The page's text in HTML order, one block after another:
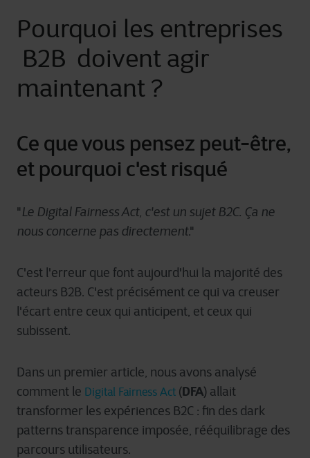
Pourquoi les entreprises
B2B doivent agir
maintenant ?
Ce que vous pensez peut-être,
et pourquoi c'est risqué
"Le Digital Fairness Act, c'est un sujet B2C. Ça ne
nous concerne pas directement."
C'est l'erreur que font aujourd'hui la majorité des
acteurs B2B. C'est précisément ce qui va creuser
l'écart entre ceux qui anticipent, et ceux qui
subissent.
Dans un premier article, nous avons analysé
comment le Digital Fairness Act (DFA) allait
transformer les expériences B2C : fin des dark
patterns transparence imposée, rééquilibrage des
parcours utilisateurs.